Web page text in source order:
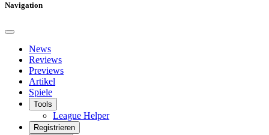
Navigation
News
Reviews
Previews
Artikel
Spiele
Tools
League Helper
Registrieren